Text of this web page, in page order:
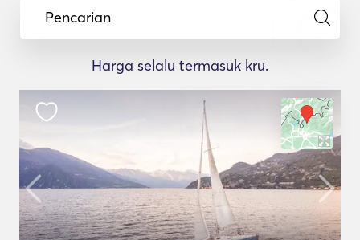
Pencarian
Harga selalu termasuk kru.